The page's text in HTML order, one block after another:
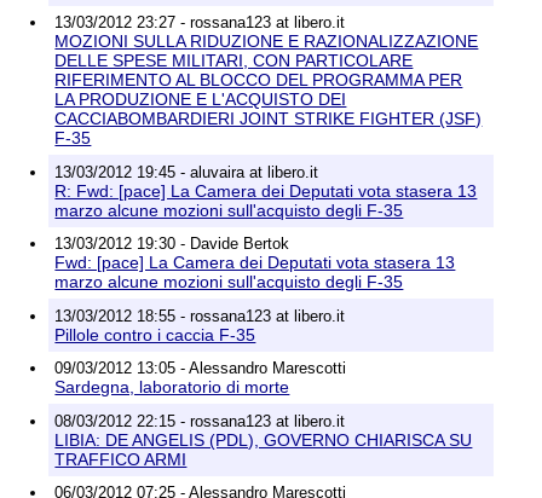
13/03/2012 23:27 - rossana123 at libero.it
MOZIONI SULLA RIDUZIONE E RAZIONALIZZAZIONE
DELLE SPESE MILITARI, CON PARTICOLARE
RIFERIMENTO AL BLOCCO DEL PROGRAMMA PER
LA PRODUZIONE E L'ACQUISTO DEI
CACCIABOMBARDIERI JOINT STRIKE FIGHTER (JSF)
F-35
13/03/2012 19:45 - aluvaira at libero.it
R: Fwd: [pace] La Camera dei Deputati vota stasera 13
marzo alcune mozioni sull'acquisto degli F-35
13/03/2012 19:30 - Davide Bertok
Fwd: [pace] La Camera dei Deputati vota stasera 13
marzo alcune mozioni sull'acquisto degli F-35
13/03/2012 18:55 - rossana123 at libero.it
Pillole contro i caccia F-35
09/03/2012 13:05 - Alessandro Marescotti
Sardegna, laboratorio di morte
08/03/2012 22:15 - rossana123 at libero.it
LIBIA: DE ANGELIS (PDL), GOVERNO CHIARISCA SU
TRAFFICO ARMI
06/03/2012 07:25 - Alessandro Marescotti